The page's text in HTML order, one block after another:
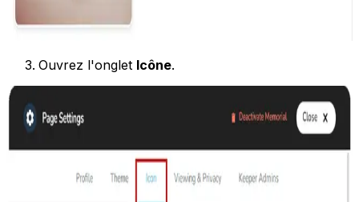
Ouvrez l'onglet Icône.